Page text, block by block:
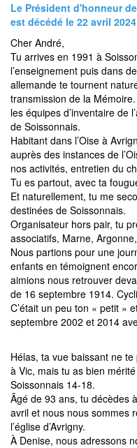
Le Président d'honneur
est décédé le 22 avril 2024
Cher André,
Tu arrives en 1991 à
l’enseignement puis dans
allemande te tournent
transmission de la
les équipes d’inventaire de
de Soissonnais.
Habitant dans l’Oise à
auprès des instances de
nos activités, entretien du
Tu es partout, avec ta
Et naturellement, tu me
destinées de Soissonnais.
Organisateur hors pair, tu
associatifs, Marne,
Nous partions pour une
enfants en témoignent
aimions nous retrouver
de 16 septembre 1914.
C’était un peu ton « petit »
septembre 2002 et 2014
Hélas, ta vue baissant ne
à Vic, mais tu as bien
Soissonnais 14-18.
Âgé de 93 ans, tu décèdes
avril et nous nous sommes
l’église d’Avrigny.
À Denise, nous adressons